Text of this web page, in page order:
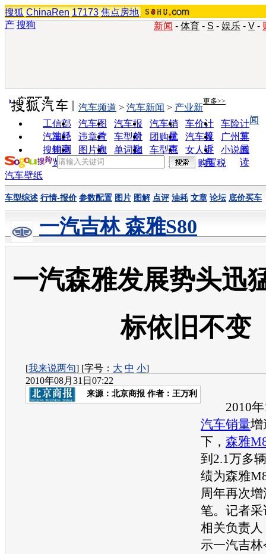
搜狐 ChinaRen 17173 焦点房地
产 搜狗 新闻 - 体育 - S - 娱乐 - V -
实用工具 更多>>
工信部
油耗
汽车图
片
汽车报
价
汽车销
量
车价计
算
车险计
算
汽车经
销商
违章查
询
车型对
比
团购优
惠
汽车投
诉
广州车
展
搜狗浏
览器
图片欣
赏
单词翻
车型查
询
女人宝
典
小说阅
读
汽车频道 > 汽车新闻 > 产业新
闻
购置税
汽车壁纸
车型综述 行情-报价 参数配置 图片 图解 点评 油耗 文章 论坛 底价买车
一汽吉林 森雅S80
一汽森雅发展势头迅
标依旧不变
[我来说两句] [字号： 大 中 小]
2010年08月31日07:22
来源： 北京商报 作者：王万利
2010年
汽车销量增
下， 森雅
到2.1万多
绩为森雅
周年再次
笔。记者采
相关负责
示一汽吉林